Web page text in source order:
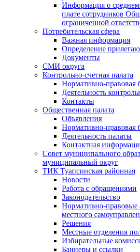
Информация о
плате сотрудников
ограниченной
Потребительская сфера
Важная информация
Определение
Документы
СМИ округа
Контрольно-счетная палата
Нормативно-правовая
Деятельность
Контакты
Общественная палата
Объявления
Нормативно-правовая
Деятельность палаты
Контактная
Совет муниципального
муниципальный округ
ТИК Туапсинская районная
Новости
Работа с обращениями
Законодательство
Нормативно-правовые
местного
Решения
Местные отделения
Избирательные
Баннеры и ссылки